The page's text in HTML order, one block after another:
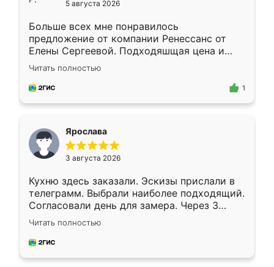
5 августа 2026
Больше всех мне понравилось
предложение от компании Ренессанс от
Елены Сергеевой. Подходяшщая цена и
короткие сроки изготовления. Приехавший
для замера сотрудник Владислав
предложил по моему эскизу самый
Читать полностью
1
Ярослава
3 августа 2026
Кухню здесь заказали. Эскизы прислали в
телеграмм. Выбрали наиболее подходящий.
Согласовали день для замера. Через 3
недели кухня была уже готова. Остались
довольны работой. Спасибо Ренессанс
мебель за качественную работу!
Читать полностью